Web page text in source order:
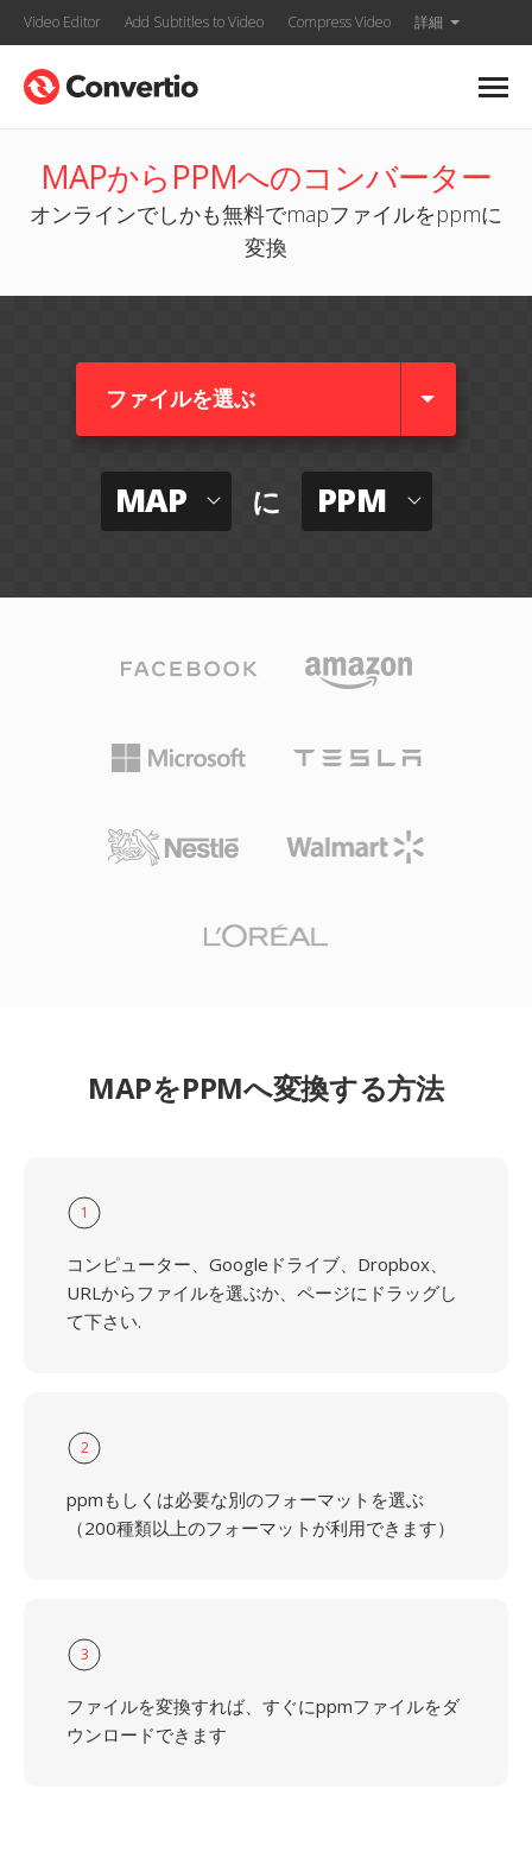
Video Editor Add Subtitles to Video Compress Video 詳細
MAPからPPMへのコンバーター
オンラインでしかも無料でmapファイルをppmに
変換
ファイルを選ぶ
MAP に PPM
MAPをPPMへ変換する方法
1
コンピューター、Googleドライブ、Dropbox、
URLからファイルを選ぶか、ページにドラッグし
て下さい.
2
ppmもしくは必要な別のフォーマットを選ぶ
（200種類以上のフォーマットが利用できます）
3
ファイルを変換すれば、すぐにppmファイルをダ
ウンロードできます